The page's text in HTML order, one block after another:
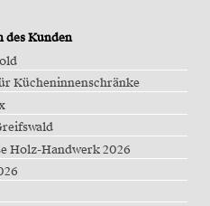
des Kunden
Kücheninnenschränke
Holz-Handwerk 2026